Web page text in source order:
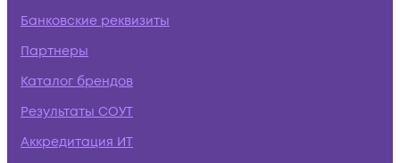
Банковские реквизиты
Партнеры
Каталог брендов
Результаты СОУТ
Аккредитация ИТ